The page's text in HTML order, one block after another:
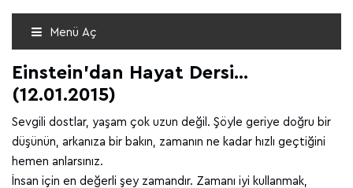
Menü Aç
Einstein'dan Hayat Dersi…
(12.01.2015)
Sevgili dostlar, yaşam çok uzun değil. Şöyle geriye doğru bir
düşünün, arkanıza bir bakın, zamanın ne kadar hızlı geçtiğini
hemen anlarsınız.
İnsan için en değerli şey zamandır. Zamanı iyi kullanmak,